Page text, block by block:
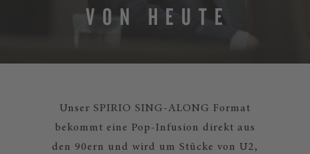
V O N H E U T E
Unser SPIRIO SING-ALONG Format
bekommt eine Pop-Infusion direkt aus
den 90ern und wird um Stücke von U2,